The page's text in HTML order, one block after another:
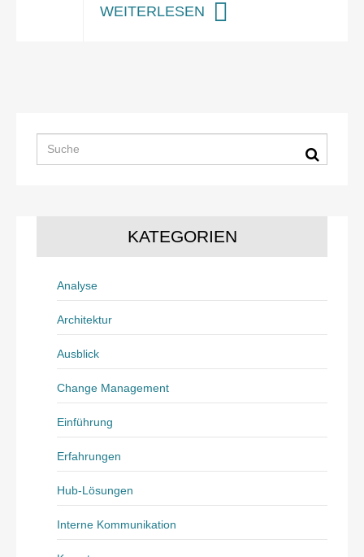
WEITERLESEN
KATEGORIEN
Analyse
Architektur
Ausblick
Change Management
Einführung
Erfahrungen
Hub-Lösungen
Interne Kommunikation